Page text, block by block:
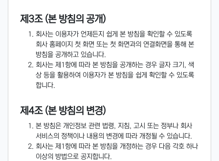
제3조 (본 방침의 공개)
회사는 이용자가 언제든지 쉽게 본 방침을 확인할 수 있도록
회사 홈페이지 첫 화면 또는 첫 화면과의 연결화면을 통해 본
방침을 공개하고 있습니다.
회사는 제1항에 따라 본 방침을 공개하는 경우 글자 크기, 색
상 등을 활용하여 이용자가 본 방침을 쉽게 확인할 수 있도록
합니다.
제4조 (본 방침의 변경)
본 방침은 개인정보 관련 법령, 지침, 고시 또는 정부나 회사
서비스의 정책이나 내용의 변경에 따라 개정될 수 있습니다.
회사는 제1항에 따라 본 방침을 개정하는 경우 다음 각호 하나
이상의 방법으로 공지합니다.